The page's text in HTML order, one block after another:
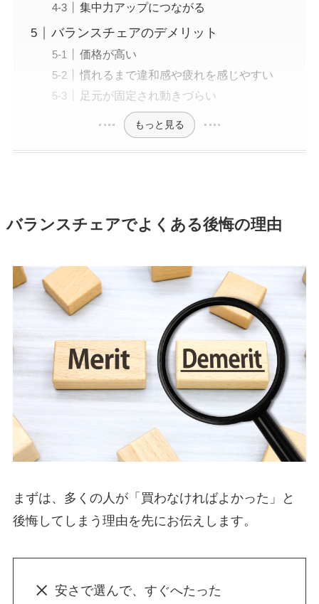
集中力アップにつながる
バランスチェアのデメリット
価格が高い
慣れるまで違和感や疲れを感じやすい
足元が固定され動きづらい
もっと見る
バランスチェアでよくある後悔の理由
まずは、多くの人が「買わなければよかった」と
後悔してしまう理由を先にお伝えします。
安さで選んで、すぐへたった